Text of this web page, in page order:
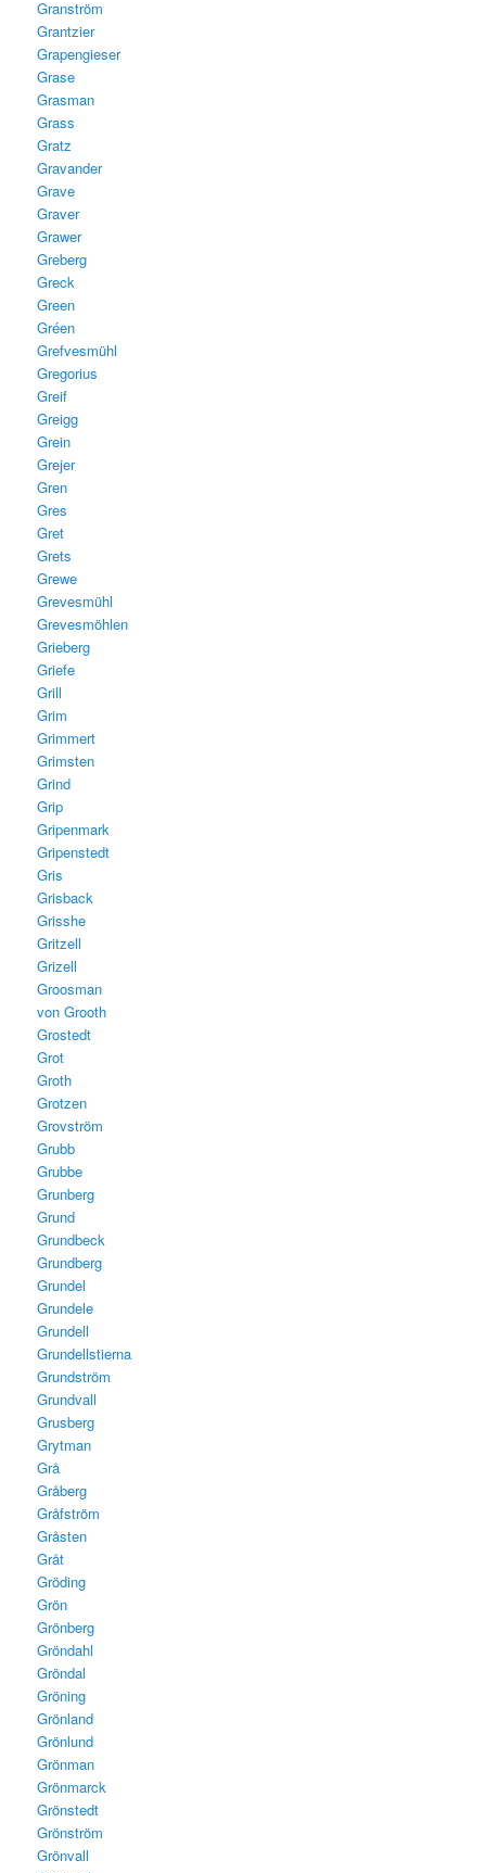
Granström
Grantzier
Grapengieser
Grase
Grasman
Grass
Gratz
Gravander
Grave
Graver
Grawer
Greberg
Greck
Green
Gréen
Grefvesmühl
Gregorius
Greif
Greigg
Grein
Grejer
Gren
Gres
Gret
Grets
Grewe
Grevesmühl
Grevesmöhlen
Grieberg
Griefe
Grill
Grim
Grimmert
Grimsten
Grind
Grip
Gripenmark
Gripenstedt
Gris
Grisback
Grisshe
Gritzell
Grizell
Groosman
von Grooth
Grostedt
Grot
Groth
Grotzen
Grovström
Grubb
Grubbe
Grunberg
Grund
Grundbeck
Grundberg
Grundel
Grundele
Grundell
Grundellstierna
Grundström
Grundvall
Grusberg
Grytman
Grå
Gråberg
Gråfström
Gråsten
Gråt
Gröding
Grön
Grönberg
Gröndahl
Gröndal
Gröning
Grönland
Grönlund
Grönman
Grönmarck
Grönstedt
Grönström
Grönvall